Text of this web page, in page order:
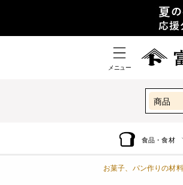
メニュー
商品
食品・食材
お菓子、パン作りの材